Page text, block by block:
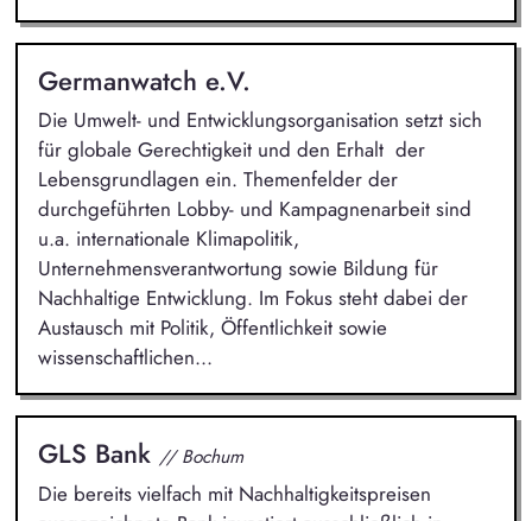
Germanwatch e.V.
Die Umwelt- und Entwicklungsorganisation setzt sich
für globale Gerechtigkeit und den Erhalt der
Lebensgrundlagen ein. Themenfelder der
durchgeführten Lobby- und Kampagnenarbeit sind
u.a. internationale Klimapolitik,
Unternehmensverantwortung sowie Bildung für
Nachhaltige Entwicklung. Im Fokus steht dabei der
Austausch mit Politik, Öffentlichkeit sowie
wissenschaftlichen...
GLS Bank // Bochum
Die bereits vielfach mit Nachhaltigkeitspreisen